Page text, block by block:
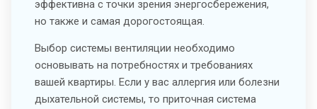
эффективна с точки зрения энергосбережения,
но также и самая дорогостоящая.
Выбор системы вентиляции необходимо
основывать на потребностях и требованиях
вашей квартиры. Если у вас аллергия или болезни
дыхательной системы, то приточная система